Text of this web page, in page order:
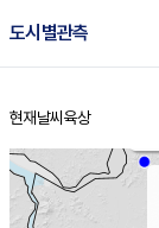
도시별관측
홈
현재날씨 육상